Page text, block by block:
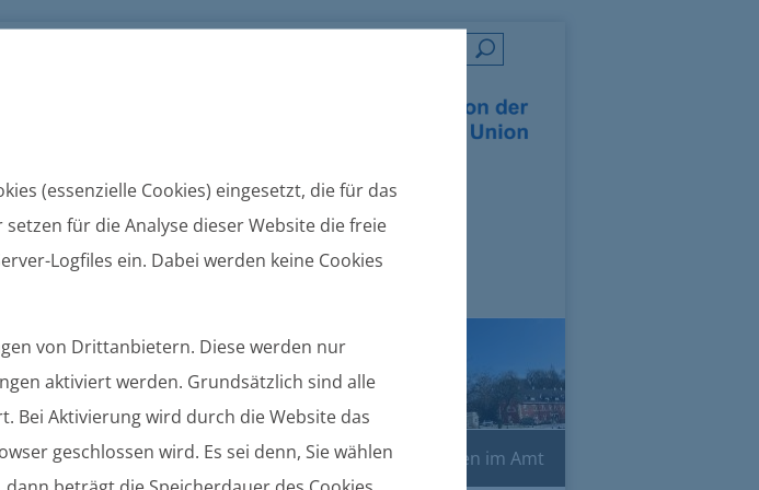
(essenzielle Cookies) eingesetzt, die für das
für die Analyse dieser Website die freie
Logfiles ein. Dabei werden keine Cookies
von Drittanbietern. Diese werden nur
aktiviert werden. Grundsätzlich sind alle
Bei Aktivierung wird durch die Website das
geschlossen wird. Es sei denn, Sie wählen
Ortsrecht Gremien Online-Dienste Leben im Amt